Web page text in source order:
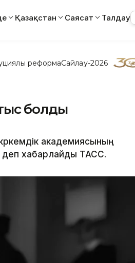
Қазақстан Саясат Талдау
реформаСайлау-2026
болды
академиясының
деп хабарлайды ТАСС.